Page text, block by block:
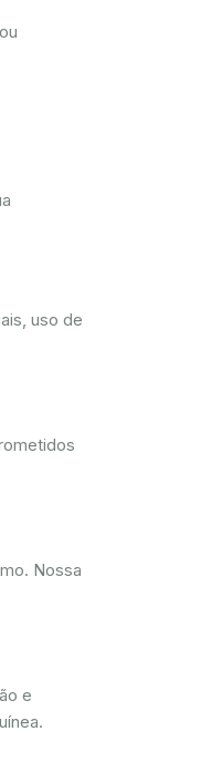
uso de
Nossa
e